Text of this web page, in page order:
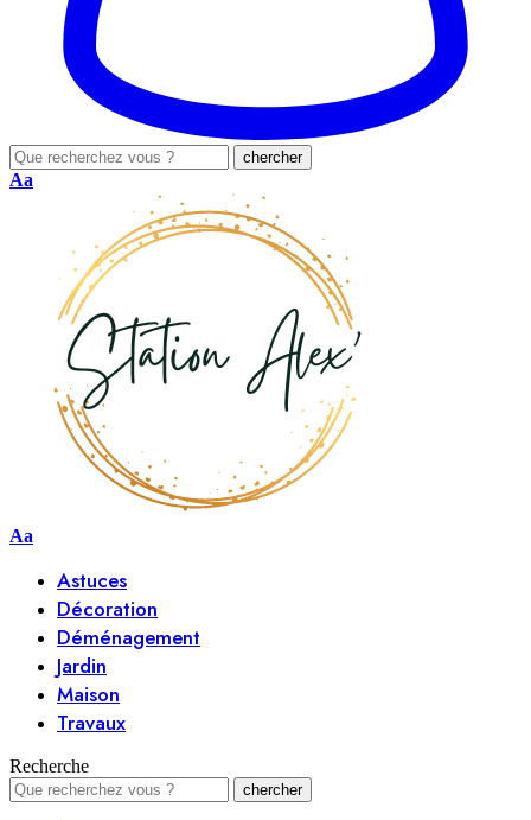
Aa
Aa
Astuces
Décoration
Déménagement
Jardin
Maison
Travaux
Recherche